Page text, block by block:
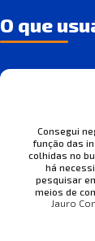
O que
Consegui
função das
colhidas no
há
pesquisar
meios de
Jauro